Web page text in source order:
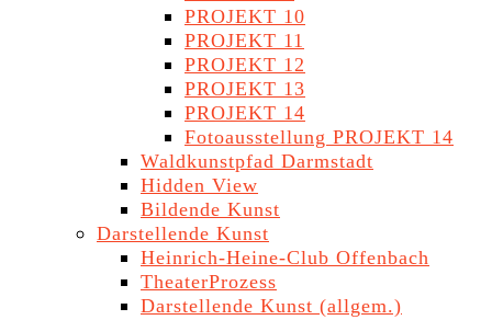
PROJEKT 10
PROJEKT 11
PROJEKT 12
PROJEKT 13
PROJEKT 14
Fotoausstellung PROJEKT 14
Waldkunstpfad Darmstadt
Hidden View
Bildende Kunst
Darstellende Kunst
Heinrich-Heine-Club Offenbach
TheaterProzess
Darstellende Kunst (allgem.)